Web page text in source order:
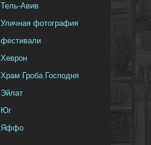
Тель-Авив
Уличная фотография
фестивали
Хеврон
Храм Гроба Господня
Эйлат
Юг
Яффо